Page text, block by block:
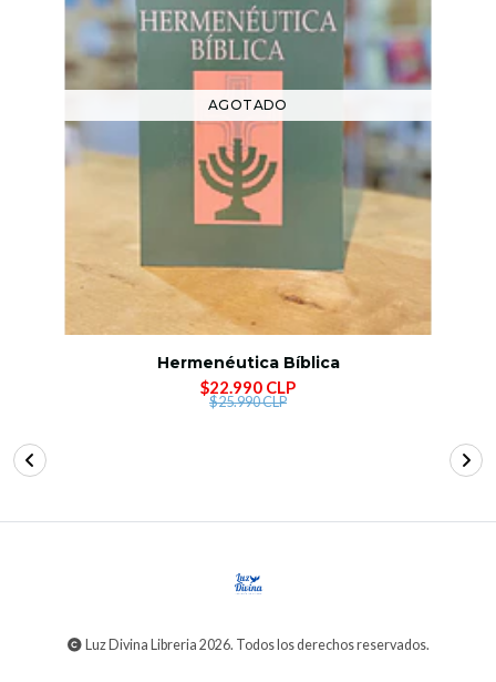
AGOTADO
Hermenéutica Bíblica
$22.990 CLP
$25.990 CLP
Luz Divina Libreria 2026. Todos los derechos reservados.